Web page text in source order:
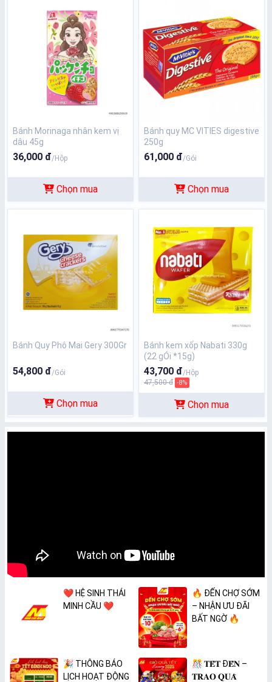
Bánh Morinaga nhân kem vị
dâu 45g
36,000 đ/Hộp
Chọn mua
Bánh quy MC VITIES digestive
250g
61,000 đ/Gói
Chọn mua
Bánh Quy Phô Mai Gery 300Gr
54,800 đ/Gói
Chọn mua
Bánh kem xốp Nabati 330g
(22 gÓi *15g)
43,700 đ/Hộp
47,500 đ -8%
Chọn mua
❤️ HỆ SINH THÁI
MINH CẦU ❤️
🔥 ĐẾN CHỢ SỚM
– NHẬN ƯU ĐÃI
BẤT NGỜ 🔥
🎉 THÔNG BÁO
LỊCH HOẠT ĐỘNG
🎊 𝐓𝐄̂́𝐓 Đ𝐄̂́𝐍 –
𝐓𝐑𝐀𝐎 𝐐𝐔𝐀̀